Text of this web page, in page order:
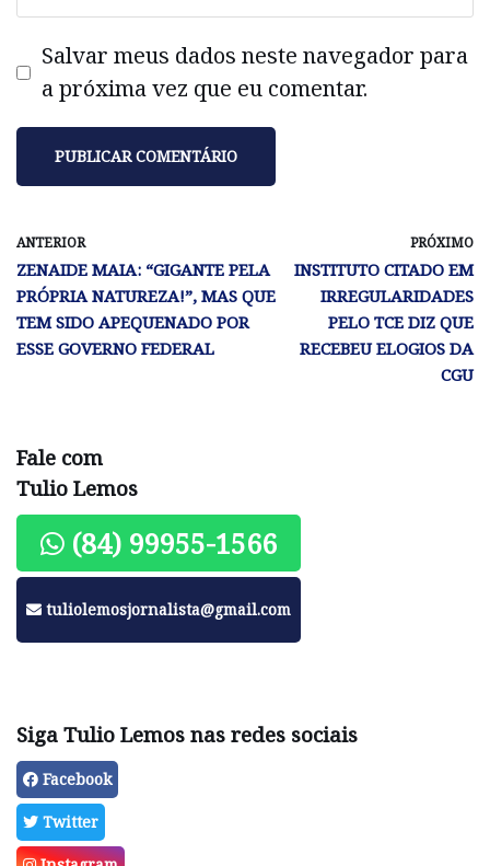
Salvar meus dados neste navegador para
a próxima vez que eu comentar.
ANTERIOR
ZENAIDE MAIA: “GIGANTE PELA
PRÓPRIA NATUREZA!”, MAS QUE
TEM SIDO APEQUENADO POR
ESSE GOVERNO FEDERAL
PRÓXIMO
INSTITUTO CITADO EM
IRREGULARIDADES
PELO TCE DIZ QUE
RECEBEU ELOGIOS DA
CGU
Fale com
Tulio Lemos
(84) 99955-1566
tuliolemosjornalista@gmail.com
Siga Tulio Lemos nas redes sociais
Facebook
Twitter